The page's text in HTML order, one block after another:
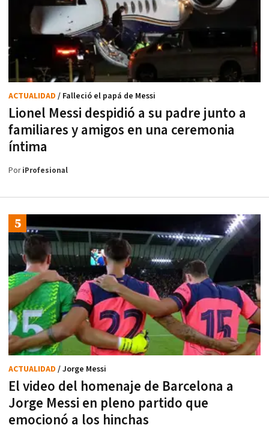
Lionel Messi despidió a su padre junto a
familiares y amigos en una ceremonia
íntima
ACTUALIDAD / Falleció el papá de Messi
PoriProfesional
El video del homenaje de Barcelona a
Jorge Messi en pleno partido que
emocionó a los hinchas
ACTUALIDAD / Jorge Messi